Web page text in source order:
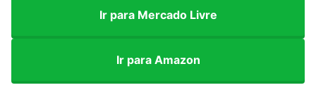
Ir para Mercado Livre
Ir para Amazon